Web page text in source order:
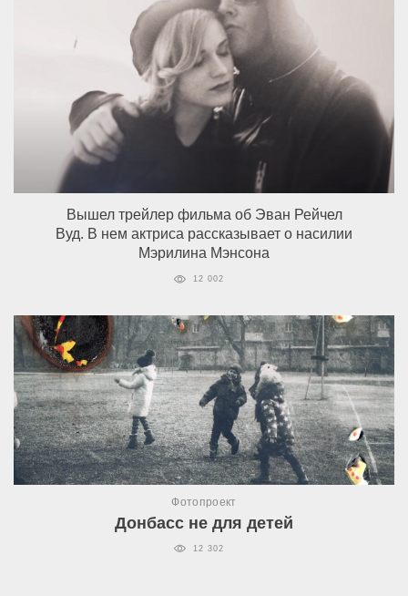
Вышел трейлер фильма об Эван Рейчел
Вуд. В нем актриса рассказывает о насилии
Мэрилина Мэнсона
12 002
Фотопроект
Донбасс не для детей
12 302